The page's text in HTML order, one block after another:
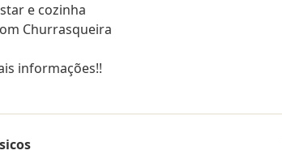
e cozinha
Churrasqueira
informações!!